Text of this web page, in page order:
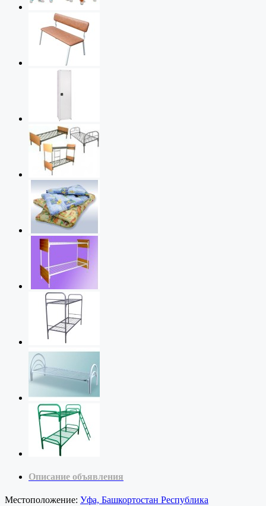
Описание объявления
Местоположение: Уфа, Башкортостан Республика